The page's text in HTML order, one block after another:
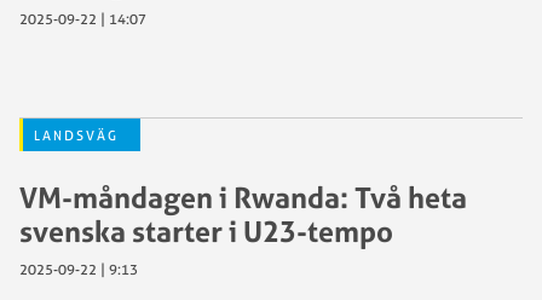
2025-09-22 | 14:07
LANDSVÄG
VM-måndagen i Rwanda: Två heta
svenska starter i U23-tempo
2025-09-22 | 9:13